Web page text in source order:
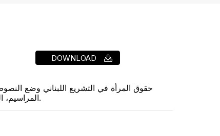
DOWNLOAD
المراسيم، المقدّمة لغاية تاريخه إلى المراجع المختصّة، والتي تهدف إلى إجراء بعض التعديلات في التشريعات المؤثرة بوضع المرأة في لبنان.